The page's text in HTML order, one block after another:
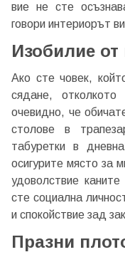
вие не сте
говори интериорът
Изобилие от
Ако сте човек,
сядане,
очевидно, че
столове в
табуретки в
осигурите място за
удоволствие
сте социална
и спокойствие зад
Празни